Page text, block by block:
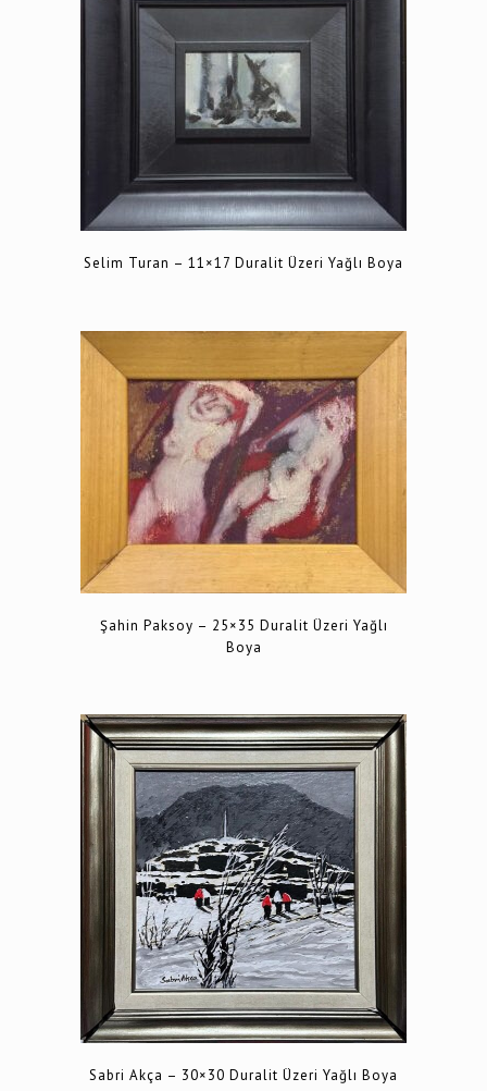
Selim Turan – 11×17 Duralit Üzeri Yağlı Boya
Şahin Paksoy – 25×35 Duralit Üzeri Yağlı
Boya
Sabri Akça – 30×30 Duralit Üzeri Yağlı Boya